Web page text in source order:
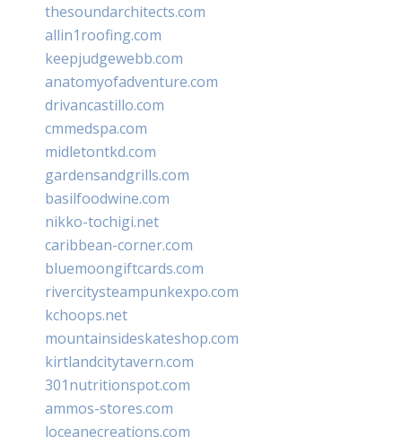
thesoundarchitects.com
allin1roofing.com
keepjudgewebb.com
anatomyofadventure.com
drivancastillo.com
cmmedspa.com
midletontkd.com
gardensandgrills.com
basilfoodwine.com
nikko-tochigi.net
caribbean-corner.com
bluemoongiftcards.com
rivercitysteampunkexpo.com
kchoops.net
mountainsideskateshop.com
kirtlandcitytavern.com
301nutritionspot.com
ammos-stores.com
loceanecreations.com